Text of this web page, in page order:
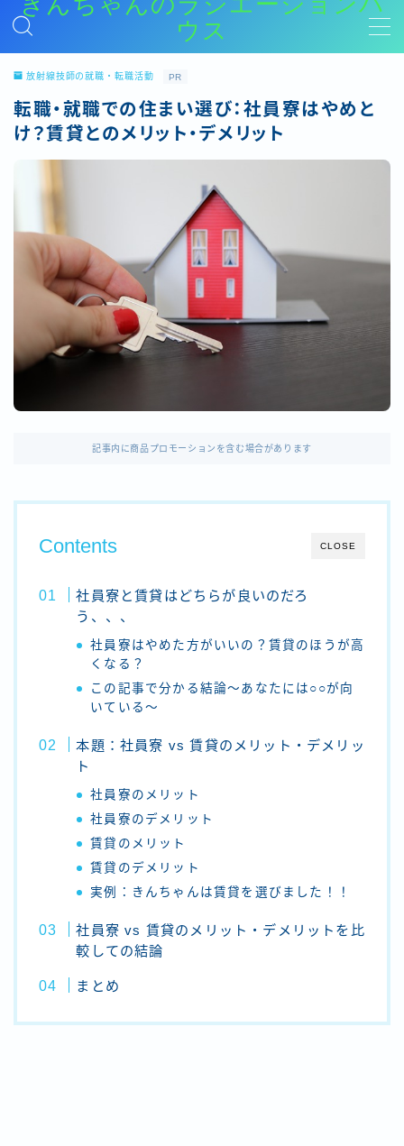
ウス
MENU
放射線技師を目指す学生、受験生の方へ
レントゲン、ポータブル レントゲン、ポータブル撮影に関連する内容をまとめたカテゴリー
CT撮影に関連する内容をまとめたカテゴリー
MRI MRIに関連する内容をまとめたカテゴリー
放射線技師の知識アップグレード 放射線技師として日々の業務や学習した事柄から学んだことをまとめたカテゴリー
放射線技師の就職・転職活動 PR
転職・就職での住まい選び：社員寮はやめと
け？賃貸とのメリット・デメリット
記事内に商品プロモーションを含む場合があります
CLOSE
Contents
社員寮と賃貸はどちらが良いのだろ
う、、、
社員寮はやめた方がいいの？賃貸のほうが高
くなる？
この記事で分かる結論～あなたには○○が向
いている～
本題：社員寮 vs 賃貸のメリット・デメリッ
ト
社員寮のメリット
社員寮のデメリット
賃貸のメリット
賃貸のデメリット
実例：きんちゃんは賃貸を選びました！！
社員寮 vs 賃貸のメリット・デメリットを比
較しての結論
まとめ